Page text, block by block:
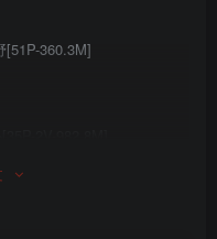
360.3M]